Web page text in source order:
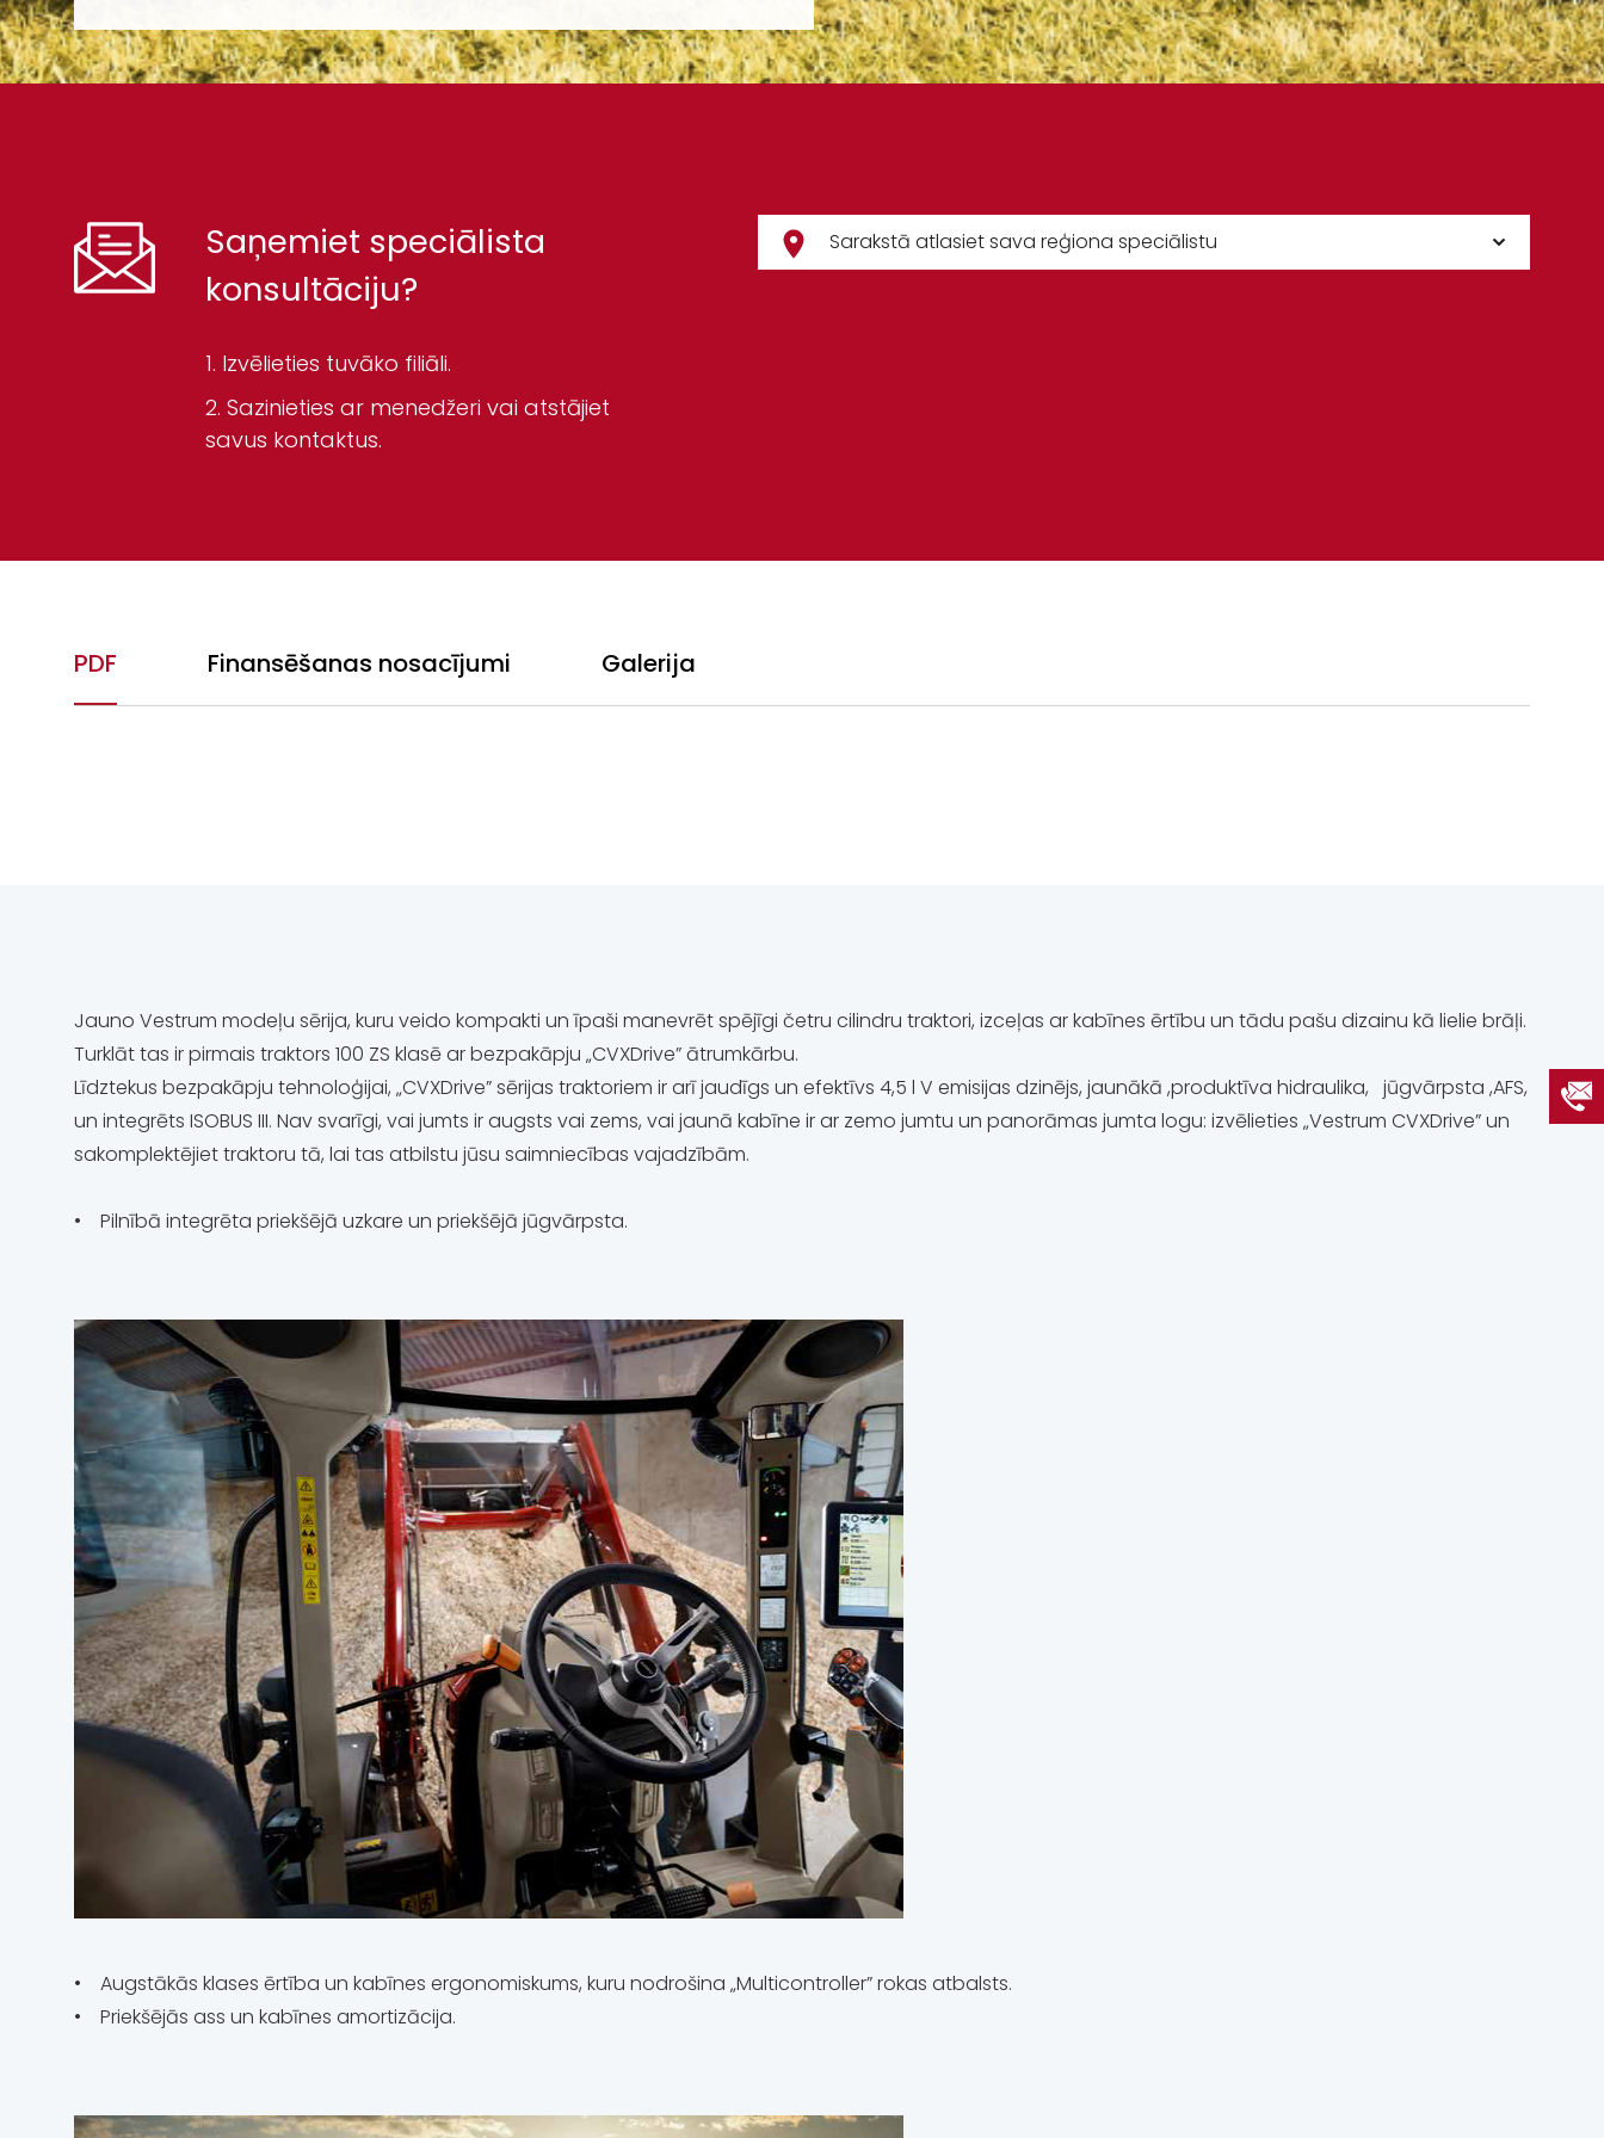
Saņemiet speciālista
konsultāciju?
Izvēlieties tuvāko filiāli.
Sazinieties ar menedžeri vai atstājiet
savus kontaktus.
PDF Finansēšanas nosacījumi Galerija
Jauno Vestrum modeļu sērija, kuru veido kompakti un īpaši manevrēt spējīgi četru cilindru traktori, izceļas ar kabīnes ērtību un tādu pašu dizainu kā lielie brāļi.
Turklāt tas ir pirmais traktors 100 ZS klasē ar bezpakāpju „CVXDrive” ātrumkārbu.
Līdztekus bezpakāpju tehnoloģijai, „CVXDrive” sērijas traktoriem ir arī jaudīgs un efektīvs 4,5 l V emisijas dzinējs, jaunākā ,produktīva hidraulika, jūgvārpsta ,AFS,
un integrēts ISOBUS III. Nav svarīgi, vai jumts ir augsts vai zems, vai jaunā kabīne ir ar zemo jumtu un panorāmas jumta logu: izvēlieties „Vestrum CVXDrive” un
sakomplektējiet traktoru tā, lai tas atbilstu jūsu saimniecības vajadzībām.
• Pilnībā integrēta priekšējā uzkare un priekšējā jūgvārpsta.
• Augstākās klases ērtība un kabīnes ergonomiskums, kuru nodrošina „Multicontroller” rokas atbalsts.
• Priekšējās ass un kabīnes amortizācija.